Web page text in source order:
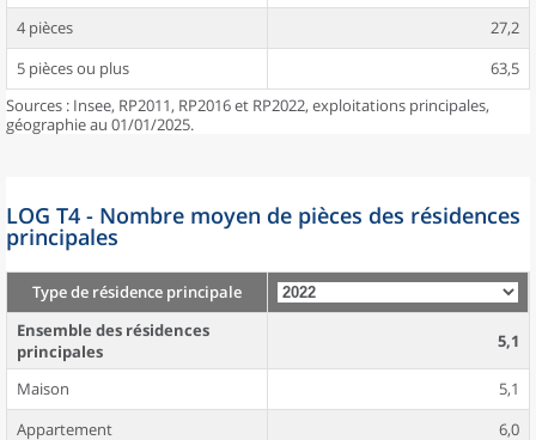
4 pièces
27,2
5 pièces ou plus
63,5
Sources : Insee, RP2011, RP2016 et RP2022, exploitations principales,
géographie au 01/01/2025.
LOG T4 - Nombre moyen de pièces des résidences
principales
Type de résidence principale
Ensemble des résidences
principales
5,1
Maison
5,1
Appartement
6,0